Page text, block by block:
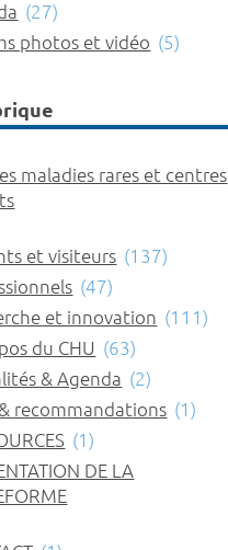
(27)
photos et vidéo (5)
maladies rares et centres
et visiteurs (137)
(47)
et innovation (111)
du CHU (63)
& Agenda (2)
recommandations (1)
(1)
DE LA